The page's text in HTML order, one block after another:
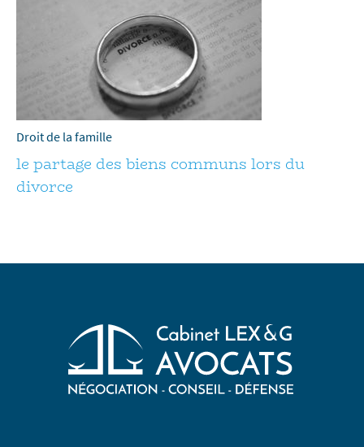
Droit de la famille
le partage des biens communs lors du
divorce